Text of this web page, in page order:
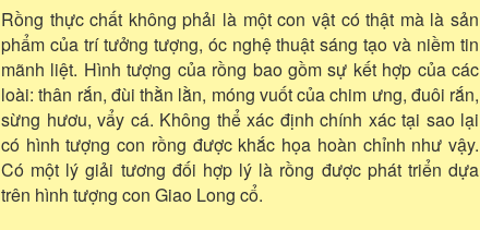
Rồng thực chất không phải là một con vật có thật mà là sản
phẩm của trí tưởng tượng, óc nghệ thuật sáng tạo và niềm tin
mãnh liệt. Hình tượng của rồng bao gồm sự kết hợp của các
loài: thân rắn, đùi thằn lằn, móng vuốt của chim ưng, đuôi rắn,
sừng hươu, vẩy cá. Không thể xác định chính xác tại sao lại
có hình tượng con rồng được khắc họa hoàn chỉnh như vậy.
Có một lý giải tương đối hợp lý là rồng được phát triển dựa
trên hình tượng con Giao Long cổ.